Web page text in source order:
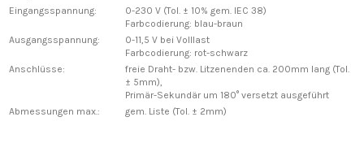
Eingangsspannung:
0-230 V (Tol. ± 10% gem. IEC 38)
Farbcodierung: blau-braun
Ausgangsspannung:
0-11,5 V bei Volllast
Farbcodierung: rot-schwarz
Anschlüsse:
freie Draht- bzw. Litzenenden ca. 200mm lang (Tol.
± 5mm),
Primär-Sekundär um 180° versetzt ausgeführt
Abmessungen max.:
gem. Liste (Tol. ± 2mm)